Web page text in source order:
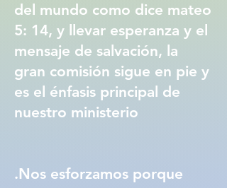
del mundo como dice mateo
5: 14, y llevar esperanza y el
mensaje de salvación, la
gran comisión sigue en pie y
es el énfasis principal de
nuestro ministerio
.Nos esforzamos porque